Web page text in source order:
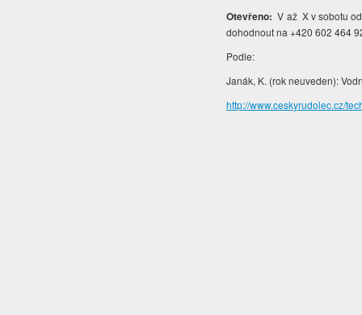
Otevřeno: V až X v sobotu
dohodnout na +420 602 464
Podle:
Janák, K. (rok neuveden):
http://www.ceskyrudolec.cz/